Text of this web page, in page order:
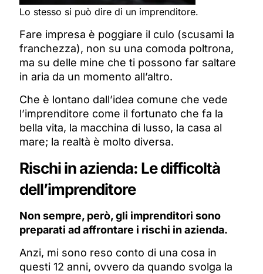
Lo stesso si può dire di un imprenditore.
Fare impresa è poggiare il culo (scusami la
franchezza), non su una comoda poltrona,
ma su delle mine che ti possono far saltare
in aria da un momento all’altro.
Che è lontano dall’idea comune che vede
l’imprenditore come il fortunato che fa la
bella vita, la macchina di lusso, la casa al
mare; la realtà è molto diversa.
Rischi in azienda: Le difficoltà
dell’imprenditore
Non sempre, però, gli imprenditori sono
preparati ad affrontare i rischi in azienda.
Anzi, mi sono reso conto di una cosa in
questi 12 anni, ovvero da quando svolga la